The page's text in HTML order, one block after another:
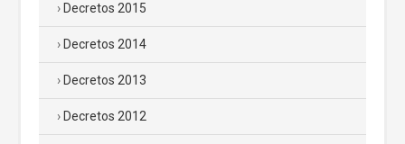
Decretos 2015
Decretos 2014
Decretos 2013
Decretos 2012